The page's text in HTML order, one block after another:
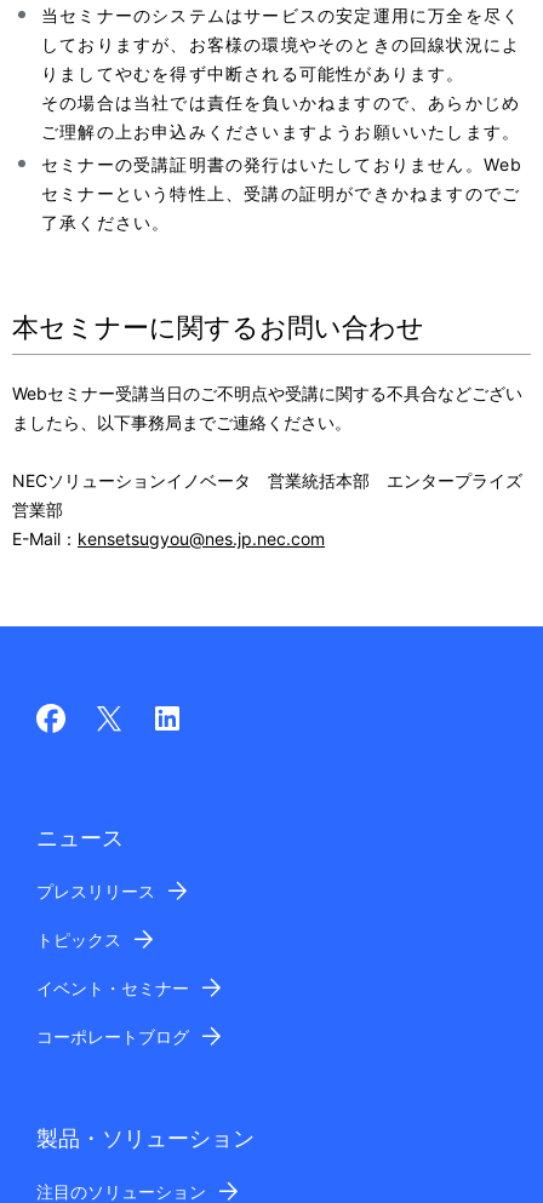
当セミナーのシステムはサービスの安定運用に万全を尽く
しておりますが、お客様の環境やそのときの回線状況によ
りましてやむを得ず中断される可能性があります。
その場合は当社では責任を負いかねますので、あらかじめ
ご理解の上お申込みくださいますようお願いいたします。
セミナーの受講証明書の発行はいたしておりません。Web
セミナーという特性上、受講の証明ができかねますのでご
了承ください。
本セミナーに関するお問い合わせ
Webセミナー受講当日のご不明点や受講に関する不具合などござい
ましたら、以下事務局までご連絡ください。
NECソリューションイノベータ 営業統括本部 エンタープライズ
営業部
E-Mail： kensetsugyou@nes.jp.nec.com
ニュース
プレスリリース
トピックス
イベント・セミナー
コーポレートブログ
製品・ソリューション
注目のソリューション